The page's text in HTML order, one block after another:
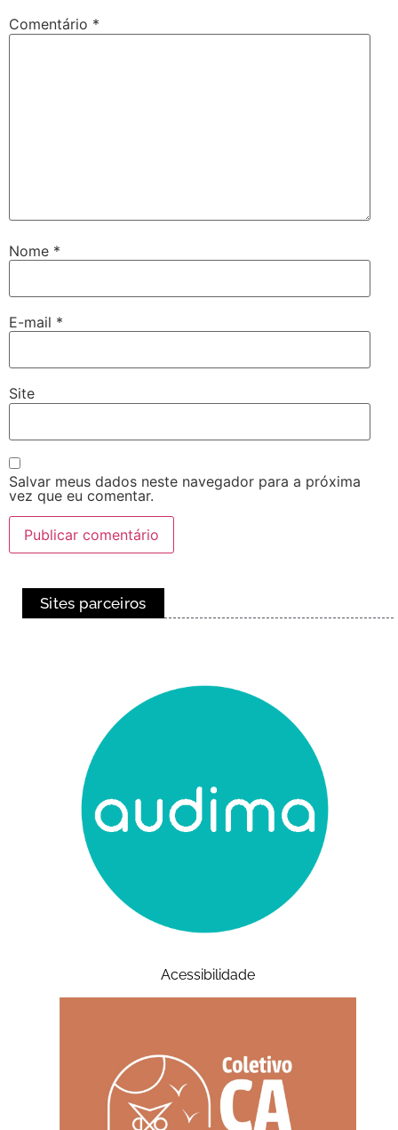
Comentário *
Nome *
E-mail *
Site
Salvar meus dados neste navegador para a próxima
vez que eu comentar.
Sites parceiros
Acessibilidade